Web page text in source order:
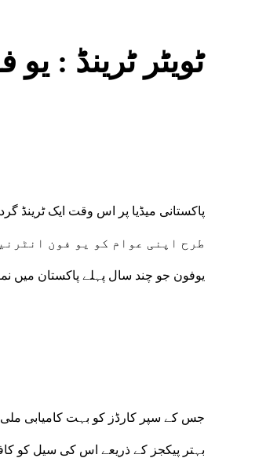
ٹویٹر ٹرینڈ :
پاکستانی میڈیا پر اس وقت ایک
طرح اپنی عوام کو یو فون
یوفون جو چند سال پہلے پاکستان میں نمبر1 فون نیٹ ورک کی پوزیش پر بر اجمان رہی
جس کے سپر کارڈز کو بہت کامیابی
بہتر پیکجز کے ذریعے اس کی سیل کو